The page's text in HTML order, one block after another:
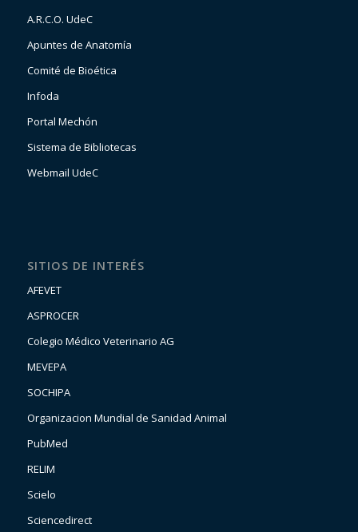
A.R.C.O. UdeC
Apuntes de Anatomía
Comité de Bioética
Infoda
Portal Mechón
Sistema de Bibliotecas
Webmail UdeC
SITIOS DE INTERÉS
AFEVET
ASPROCER
Colegio Médico Veterinario AG
MEVEPA
SOCHIPA
Organizacion Mundial de Sanidad Animal
PubMed
RELIM
Scielo
Sciencedirect